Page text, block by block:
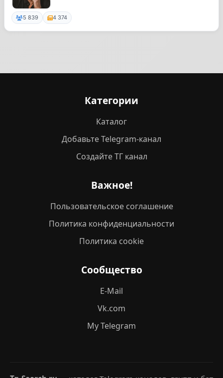
5 839 4 374
Категории
Каталог
Добавьте Telegram-канал
Создайте ТГ канал
Важное!
Пользовательское соглашение
Политика конфиденциальности
Политика cookie
Сообщество
E-Mail
Vk.com
My Telegram